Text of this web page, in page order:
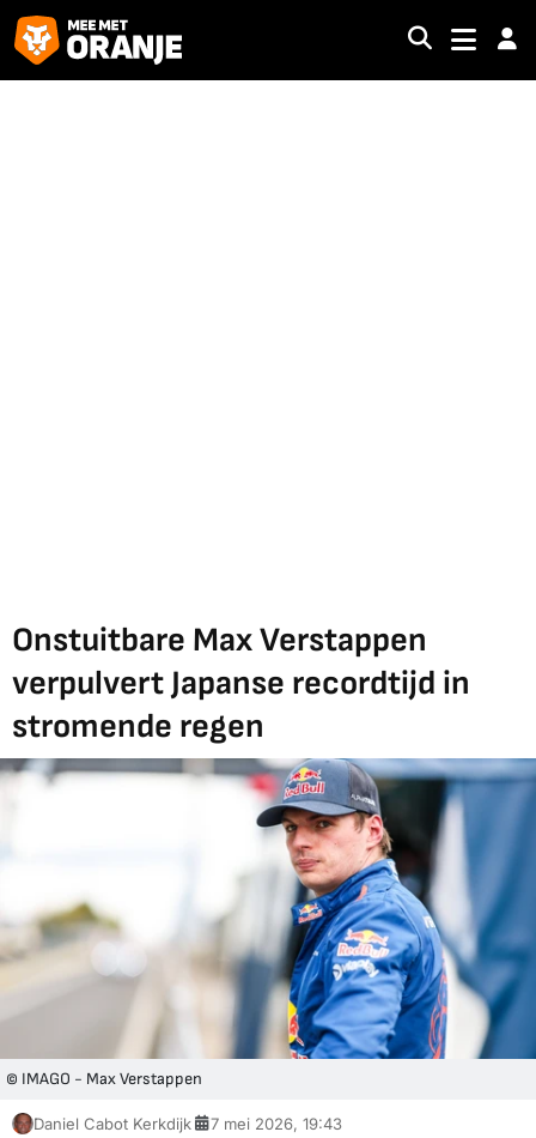
Onstuitbare Max Verstappen
verpulvert Japanse recordtijd in
stromende regen
© IMAGO - Max Verstappen
Daniel Cabot Kerkdijk 7 mei 2026, 19:43